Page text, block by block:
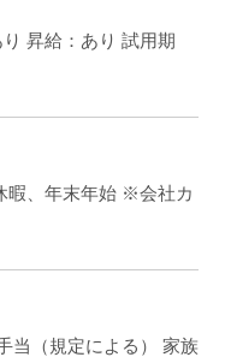
昇給：あり 試用期
暇、年末年始 ※会社カ
（規定による） 家族